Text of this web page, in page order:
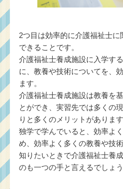
2つ目は効率的に介護福祉士
できることです。
介護福祉士養成施設に入学す
に、教養や技術についてを、
ます。
介護福祉士養成施設は教養を
とができ、実習先では多くの
りと多くのメリットがあります
独学で学んでいると、効率よ
め、効率よく多くの教養や技
知りたいときで介護福祉士養
のも一つの手と言えるでしょう